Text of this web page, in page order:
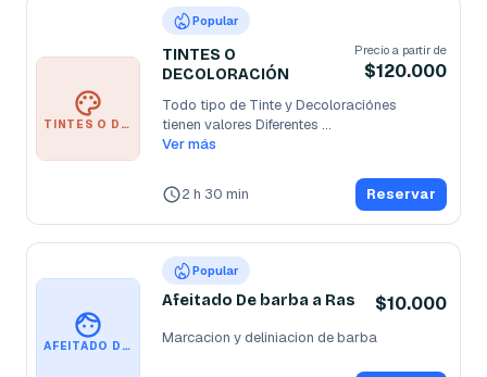
TINTES O DECOLORACIÓN
Popular
TINTES O
DECOLORACIÓN
Precio a partir de
$120.000
Todo tipo de Tinte y Decoloraciónes
tienen valores Diferentes
Dependiendo el
Ver más
2 h 30 min Reservar
AFEITADO DE BARBA A RAS
Popular
Afeitado De barba a Ras $10.000
Marcacion y deliniacion de barba